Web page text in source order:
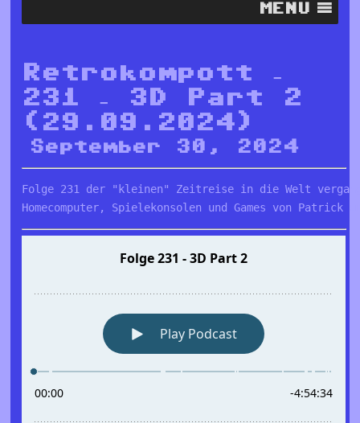
MENU
Retrokompott –
231 – 3D Part 2
(29.09.2024)
September 30, 2024
Folge 231 der "kleinen" Zeitreise in die Welt
Homecomputer, Spielekonsolen und Games von